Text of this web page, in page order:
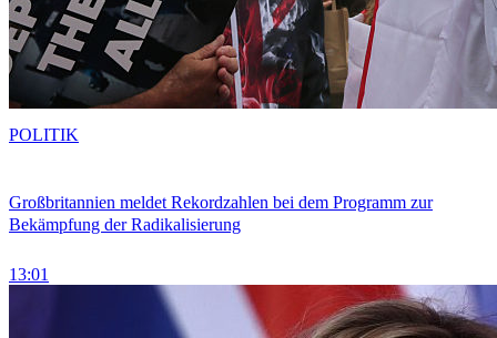
Großbritannien meldet Rekordzahlen bei dem Programm zur
Bekämpfung der Radikalisierung
13:01
POLITIK